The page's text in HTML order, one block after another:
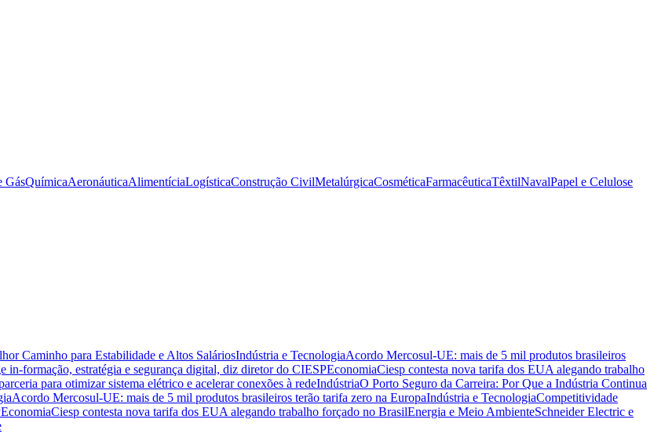
GásQuímicaAeronáuticaAlimentíciaLogísticaConstrução CivilMetalúrgicaCosméticaFarmacêuticaTêxtilNavalPapel e Celulose
Caminho para Estabilidade e Altos SaláriosIndústria e TecnologiaAcordo Mercosul-UE: mais de 5 mil produtos brasileiros
in-formação, estratégia e segurança digital, diz diretor do CIESPEconomiaCiesp contesta nova tarifa dos EUA alegando trabalho
para otimizar sistema elétrico e acelerar conexões à redeIndústriaO Porto Seguro da Carreira: Por Que a Indústria Continua
Acordo Mercosul-UE: mais de 5 mil produtos brasileiros terão tarifa zero na EuropaIndústria e TecnologiaCompetitividade
EconomiaCiesp contesta nova tarifa dos EUA alegando trabalho forçado no BrasilEnergia e Meio AmbienteSchneider Electric e